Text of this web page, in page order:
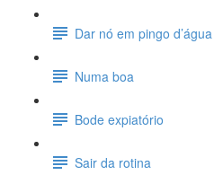
Dar nó em pingo d’água
Numa boa
Bode expiatório
Sair da rotina